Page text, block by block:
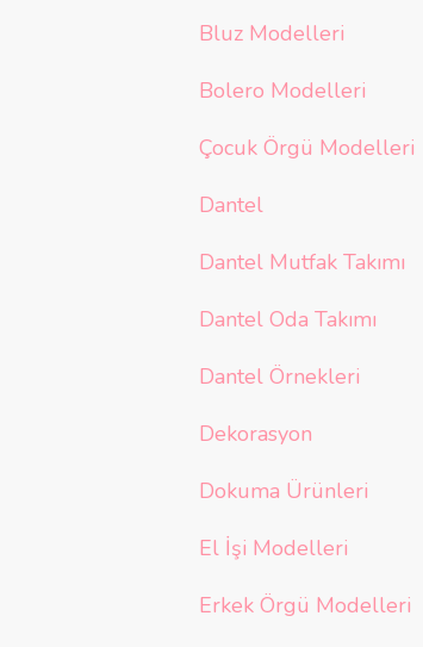
Bluz Modelleri
Bolero Modelleri
Çocuk Örgü Modelleri
Dantel
Dantel Mutfak Takımı
Dantel Oda Takımı
Dantel Örnekleri
Dekorasyon
Dokuma Ürünleri
El İşi Modelleri
Erkek Örgü Modelleri